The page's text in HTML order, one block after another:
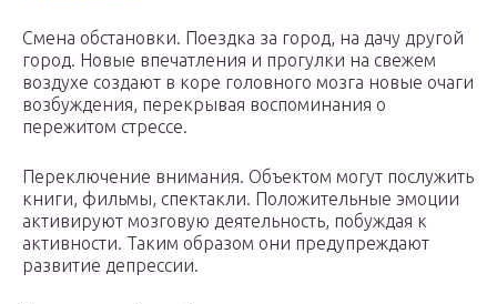
Смена обстановки. Поездка за город, на дачу другой
город. Новые впечатления и прогулки на свежем
воздухе создают в коре головного мозга новые очаги
возбуждения, перекрывая воспоминания о
пережитом стрессе.
Переключение внимания. Объектом могут послужить
книги, фильмы, спектакли. Положительные эмоции
активируют мозговую деятельность, побуждая к
активности. Таким образом они предупреждают
развитие депрессии.